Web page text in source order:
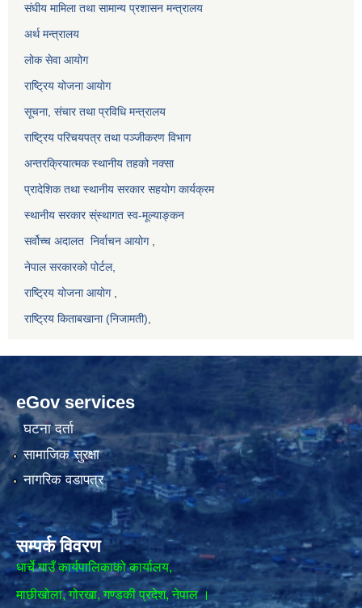
संघीय मामिला तथा सामान्य प्रशासन मन्त्रालय
अर्थ मन्त्रालय
लोक सेवा आयोग
राष्ट्रिय योजना आयोग
सूचना, संचार तथा प्रविधि मन्त्रालय
राष्ट्रिय परिचयपत्र तथा पञ्जीकरण विभाग
अन्तरक्रियात्मक स्थानीय तहको नक्सा
प्रादेशिक तथा स्थानीय सरकार सहयोग कार्यक्रम
स्थानीय सरकार स्ंस्थागत स्व-मूल्याङ्कन
सर्वोच्च अदालत निर्वाचन आयोग,
नेपाल सरकारको पोर्टल,
राष्ट्रिय योजना आयोग,
राष्ट्रिय किताबखाना (निजामती)
eGov services
घटना दर्ता
सामाजिक सुरक्षा
नागरिक वडापत्र
सम्पर्क विवरण
धार्चे गाउँ कार्यपालिकाको कार्यालय,
माछीखोला, गोरखा, गण्डकी प्रदेश, नेपाल ।